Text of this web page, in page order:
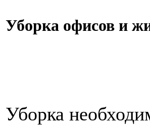
Уборка офисов и
Уборка